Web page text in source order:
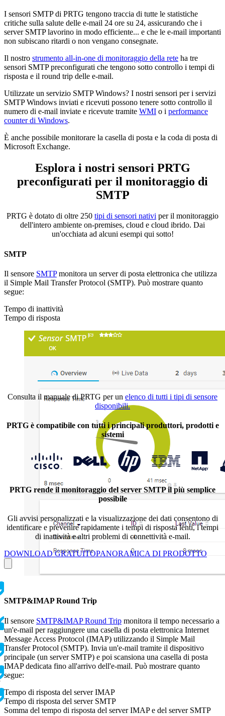
I sensori SMTP di PRTG tengono traccia di tutte le statistiche
critiche sulla salute delle e-mail 24 ore su 24, assicurando che i
server SMTP lavorino in modo efficiente... e che le e-mail importanti
non subiscano ritardi o non vengano consegnate.
Il nostro strumento all-in-one di monitoraggio della rete ha tre
sensori SMTP preconfigurati che tengono sotto controllo i tempi di
risposta e il round trip delle e-mail.
Utilizzate un servizio SMTP Windows? I nostri sensori per i servizi
SMTP Windows inviati e ricevuti possono tenere sotto controllo il
numero di e-mail inviate e ricevute tramite WMI o i performance
counter di Windows.
È anche possibile monitorare la casella di posta e la coda di posta di
Microsoft Exchange.
Esplora i nostri sensori PRTG
preconfigurati per il monitoraggio di
SMTP
PRTG è dotato di oltre 250 tipi di sensori nativi per il monitoraggio
dell'intero ambiente on-premises, cloud e cloud ibrido. Dai
un'occhiata ad alcuni esempi qui sotto!
SMTP
Il sensore SMTPmonitora un server di posta elettronica che utilizza
il Simple Mail Transfer Protocol (SMTP). Può mostrare quanto
segue:
Tempo di inattività
Tempo di risposta
SMTP&IMAP Round Trip
Il sensore SMTP&IMAP Round Trip monitora il tempo necessario a
un'e-mail per raggiungere una casella di posta elettronica Internet
Message Access Protocol (IMAP) utilizzando il Simple Mail
Transfer Protocol (SMTP). Invia un'e-mail tramite il dispositivo
principale (un server SMTP) e poi scansiona una casella di posta
IMAP dedicata fino all'arrivo dell'e-mail. Può mostrare quanto
segue:
Tempo di risposta del server IMAP
Tempo di risposta del server SMTP
Somma del tempo di risposta del server IMAP e del server SMTP
Consulta il manuale di PRTG per un elenco di tutti i tipi di sensore
disponibili.
PRTG è compatibile con tutti i principali produttori, prodotti e
sistemi
PRTG rende il monitoraggio del server SMTP il più semplice
possibile
Gli avvisi personalizzati e la visualizzazione dei dati consentono di
identificare e prevenire rapidamente i tempi di risposta lenti, i tempi
di inattività e altri problemi di connettività e-mail.
DOWNLOAD GRATUITOPANORAMICA DI PRODOTTO